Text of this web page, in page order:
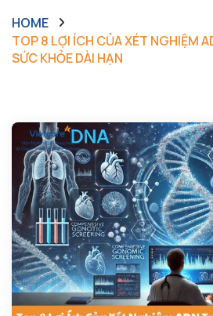
HOME
TOP 8 LỢI ÍCH CỦA XÉT NGHIỆM
SỨC KHỎE DÀI HẠN